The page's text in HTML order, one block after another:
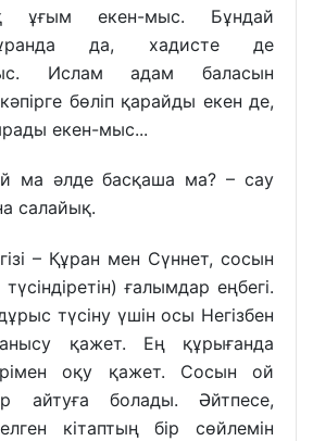
ұғым екен-мыс. Бұндай
да, хадисте де
Ислам адам баласын
бөліп қарайды екен де,
екен-мыс...
ма әлде басқаша ма? – сау
салайық.
– Құран мен Сүннет, сосын
түсіндіретін) ғалымдар еңбегі.
түсіну үшін осы Негізбен
қажет. Ең құрығанда
оқу қажет. Сосын ой
айтуға болады. Әйтпесе,
кітаптың бір сөйлемін